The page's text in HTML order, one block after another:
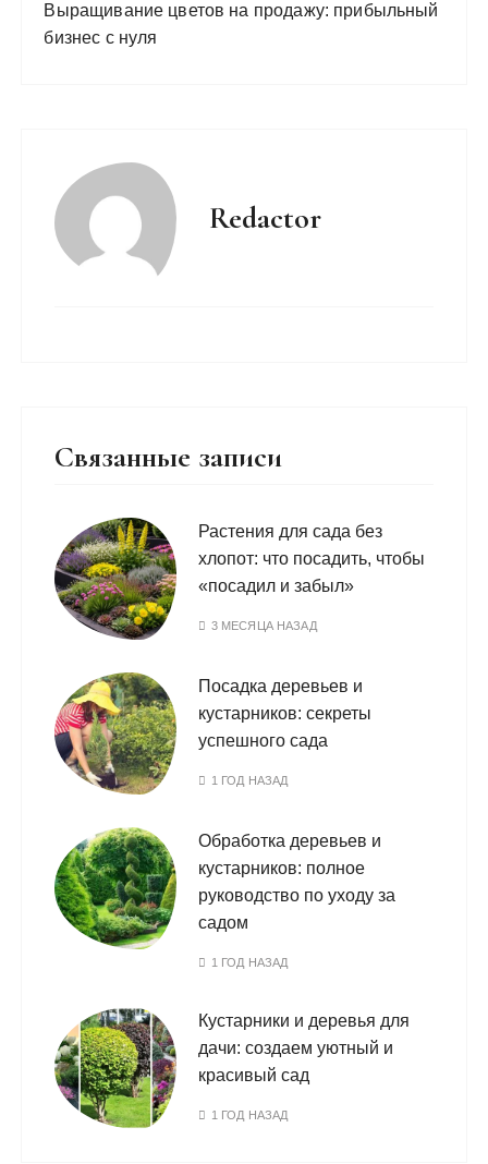
Выращивание цветов на продажу: прибыльный
бизнес с нуля
Redactor
Связанные записи
Растения для сада без
хлопот: что посадить, чтобы
«посадил и забыл»
3 МЕСЯЦА НАЗАД
Посадка деревьев и
кустарников: секреты
успешного сада
1 ГОД НАЗАД
Обработка деревьев и
кустарников: полное
руководство по уходу за
садом
1 ГОД НАЗАД
Кустарники и деревья для
дачи: создаем уютный и
красивый сад
1 ГОД НАЗАД